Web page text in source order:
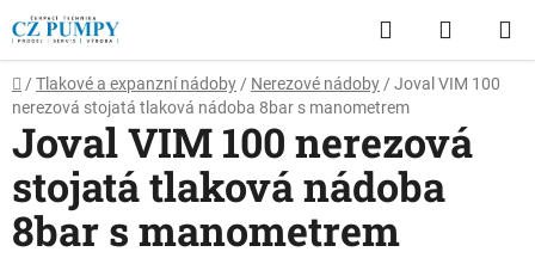
Přejít
na
obsah
Hledat
KOŠÍK
Domů
/ Tlakové a expanzní nádoby / Nerezové nádoby / Joval VIM 100
nerezová stojatá tlaková nádoba 8bar s manometrem
Joval VIM 100 nerezová
stojatá tlaková nádoba
8bar s manometrem